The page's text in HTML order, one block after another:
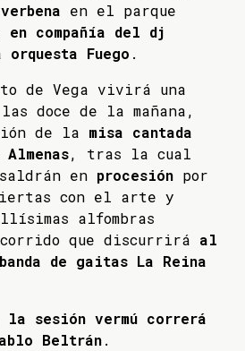
en el parque
en compañía del dj
Fuego .
de Vega vivirá una
doce de la mañana,
de la misa cantada
, tras la cual
en procesión por
con el arte y
alfombras
que discurrirá al
de gaitas La Reina
la sesión vermú correrá
Beltrán.